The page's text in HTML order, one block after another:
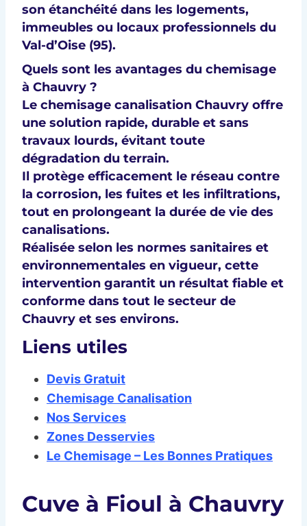
son étanchéité dans les logements,
immeubles ou locaux professionnels du
Val-d’Oise (95).
Quels sont les avantages du chemisage
à Chauvry ?
Le chemisage canalisation Chauvry offre
une solution rapide, durable et sans
travaux lourds, évitant toute
dégradation du terrain.
Il protège efficacement le réseau contre
la corrosion, les fuites et les infiltrations,
tout en prolongeant la durée de vie des
canalisations.
Réalisée selon les normes sanitaires et
environnementales en vigueur, cette
intervention garantit un résultat fiable et
conforme dans tout le secteur de
Chauvry et ses environs.
Liens utiles
Devis Gratuit
Chemisage Canalisation
Nos Services
Zones Desservies
Le Chemisage – Les Bonnes Pratiques
Cuve à Fioul à Chauvry